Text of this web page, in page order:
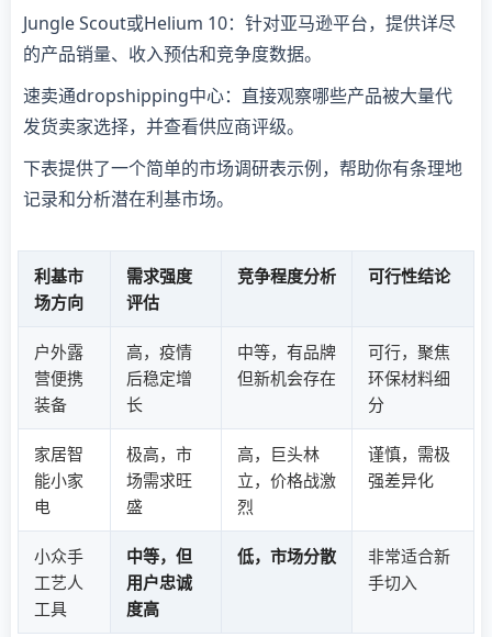
Jungle Scout或Helium 10：针对亚马逊平台，提供详尽
的产品销量、收入预估和竞争度数据。
速卖通dropshipping中心：直接观察哪些产品被大量代
发货卖家选择，并查看供应商评级。
下表提供了一个简单的市场调研表示例，帮助你有条理地
记录和分析潜在利基市场。
利基市
场方向
需求强度
评估
竞争程度分析 可行性结论
户外露
营便携
装备
高，疫情
后稳定增
长
中等，有品牌
但新机会存在
可行，聚焦
环保材料细
分
家居智
能小家
电
极高，市
场需求旺
盛
高，巨头林
立，价格战激
烈
谨慎，需极
强差异化
小众手
工艺人
工具
中等，但
用户忠诚
度高
低，市场分散
非常适合新
手切入